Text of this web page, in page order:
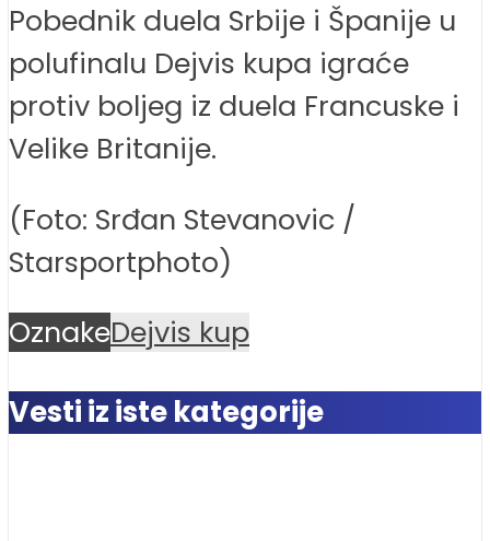
Pobednik duela Srbije i Španije u
polufinalu Dejvis kupa igraće
protiv boljeg iz duela Francuske i
Velike Britanije.
(Foto: Srđan Stevanovic /
Starsportphoto)
OznakeDejvis kup
Vesti iz iste kategorije